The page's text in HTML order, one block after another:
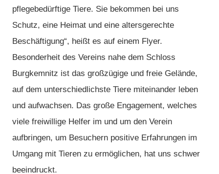
pflegebedürftige Tiere. Sie bekommen bei uns
Schutz, eine Heimat und eine altersgerechte
Beschäftigung“, heißt es auf einem Flyer.
Besonderheit des Vereins nahe dem Schloss
Burgkemnitz ist das großzügige und freie Gelände,
auf dem unterschiedlichste Tiere miteinander leben
und aufwachsen. Das große Engagement, welches
viele freiwillige Helfer im und um den Verein
aufbringen, um Besuchern positive Erfahrungen im
Umgang mit Tieren zu ermöglichen, hat uns schwer
beeindruckt.